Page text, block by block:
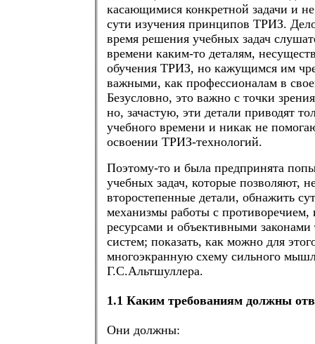
касающимися конкретной задачи и
сути изучения принципов ТРИЗ.
время решения учебных задач
времени каким-то деталям,
обучения ТРИЗ, но кажущимся им
важными, как профессионалам в
Безусловно, это важно с точки
но, зачастую, эти детали приводят
учебного времени и никак не
освоении ТРИЗ-технологий.
Поэтому-то и была предпринята
учебных задач, которые позволяют,
второстепенные детали, обнажить
механизмы работы с противоречием,
ресурсами и объективными
систем; показать, как можно для
многоэкранную схему сильного
Г.С.Альтшуллера.
1.1 Каким требованиям должны
Они должны: